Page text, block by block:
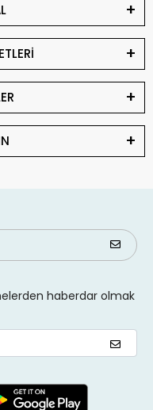
haberdar olmak